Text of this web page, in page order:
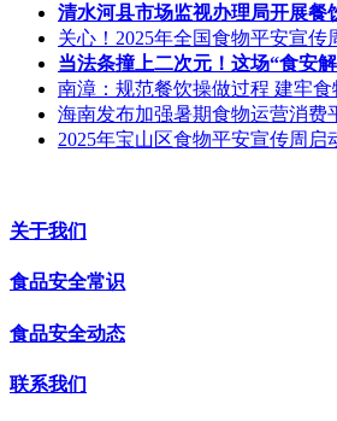
清水河县市场监视办理局开展餐
关心！2025年全国食物平安宣传
当法条撞上二次元！这场“食安
南漳：规范餐饮操做过程 建牢
海南发布加强暑期食物运营消费
2025年宝山区食物平安宣传周启
关于我们
食品安全常识
食品安全动态
联系我们